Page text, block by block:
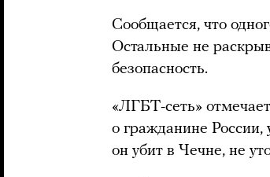
Сообщается, что
Остальные не
безопасность.
«ЛГБТ-сеть»
о гражданине
он убит в Чечне, не